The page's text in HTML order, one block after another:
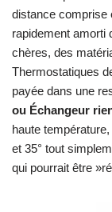
distance comprise
rapidement amorti
chères, des
Thermostatiques
payée dans une
ou Échangeur
haute
et 35° tout
qui pourrait être